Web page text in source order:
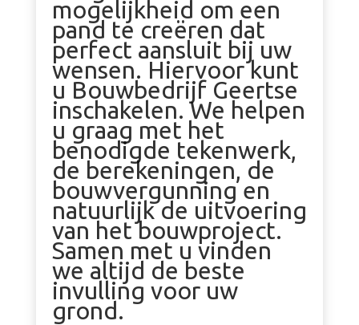
mogelijkheid om een
pand te creëren dat
perfect aansluit bij uw
wensen. Hiervoor kunt
u Bouwbedrijf Geertse
inschakelen. We helpen
u graag met het
benodigde tekenwerk,
de berekeningen, de
bouwvergunning en
natuurlijk de uitvoering
van het bouwproject.
Samen met u vinden
we altijd de beste
invulling voor uw
grond.